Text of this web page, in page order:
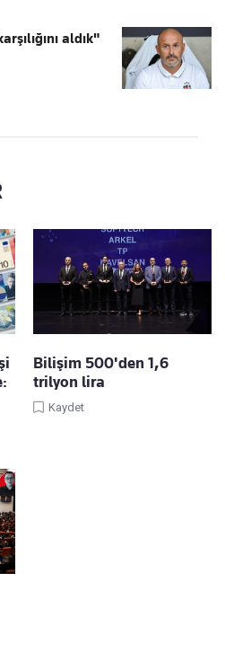
aldık"
Bilişim 500'den 1,6
trilyon lira
Kaydet